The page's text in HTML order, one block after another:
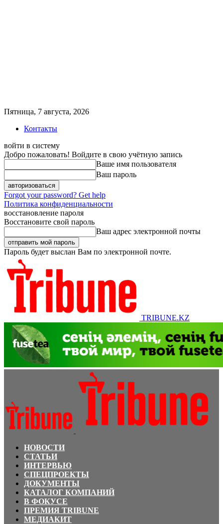
Пятница, 7 августа, 2026
Контакты
войти в систему
Добро пожаловать! Войдите в свою учётную запись
Ваше имя пользователя
Ваш пароль
Forgot your password? Get help
Политика конфиденциальности
восстановление пароля
Восстановите свой пароль
Ваш адрес электронной почты
Пароль будет выслан Вам по электронной почте.
TRIBUNE.KZ
НОВОСТИ
СТАТЬИ
ИНТЕРВЬЮ
СПЕЦПРОЕКТЫ
ДОКУМЕНТЫ
КАТАЛОГ КОМПАНИЙ
В ФОКУСЕ
ПРЕМИЯ TRIBUNE
МЕДИАКИТ